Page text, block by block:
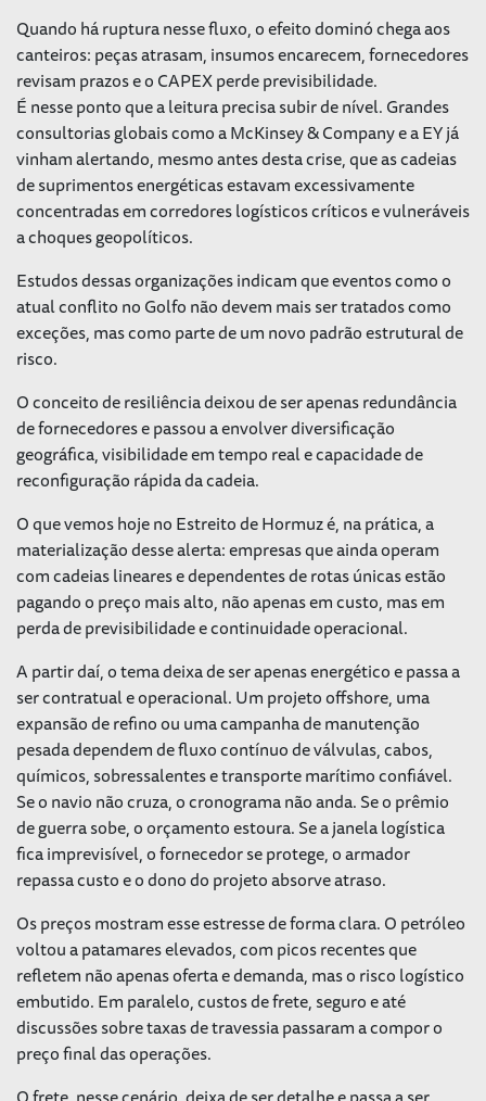
Quando há ruptura nesse fluxo, o efeito dominó chega aos
canteiros: peças atrasam, insumos encarecem, fornecedores
revisam prazos e o CAPEX perde previsibilidade.
É nesse ponto que a leitura precisa subir de nível. Grandes
consultorias globais como a McKinsey & Company e a EY já
vinham alertando, mesmo antes desta crise, que as cadeias
de suprimentos energéticas estavam excessivamente
concentradas em corredores logísticos críticos e vulneráveis
a choques geopolíticos.
Estudos dessas organizações indicam que eventos como o
atual conflito no Golfo não devem mais ser tratados como
exceções, mas como parte de um novo padrão estrutural de
risco.
O conceito de resiliência deixou de ser apenas redundância
de fornecedores e passou a envolver diversificação
geográfica, visibilidade em tempo real e capacidade de
reconfiguração rápida da cadeia.
O que vemos hoje no Estreito de Hormuz é, na prática, a
materialização desse alerta: empresas que ainda operam
com cadeias lineares e dependentes de rotas únicas estão
pagando o preço mais alto, não apenas em custo, mas em
perda de previsibilidade e continuidade operacional.
A partir daí, o tema deixa de ser apenas energético e passa a
ser contratual e operacional. Um projeto offshore, uma
expansão de refino ou uma campanha de manutenção
pesada dependem de fluxo contínuo de válvulas, cabos,
químicos, sobressalentes e transporte marítimo confiável.
Se o navio não cruza, o cronograma não anda. Se o prêmio
de guerra sobe, o orçamento estoura. Se a janela logística
fica imprevisível, o fornecedor se protege, o armador
repassa custo e o dono do projeto absorve atraso.
Os preços mostram esse estresse de forma clara. O petróleo
voltou a patamares elevados, com picos recentes que
refletem não apenas oferta e demanda, mas o risco logístico
embutido. Em paralelo, custos de frete, seguro e até
discussões sobre taxas de travessia passaram a compor o
preço final das operações.